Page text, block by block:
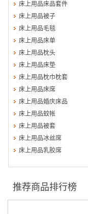
床上用品床品套件
床上用品被子
床上用品毛毯
床上用品床单
床上用品枕头
床上用品床垫
床上用品枕巾枕套
床上用品床席
床上用品婚庆床品
床上用品蚊帐
床上用品被套
床上用品冰丝席
床上用品乳胶席
推荐商品排行榜